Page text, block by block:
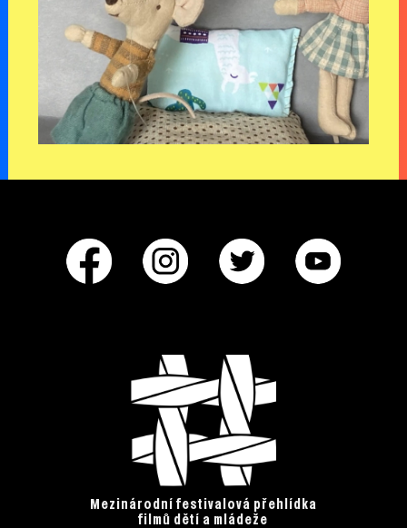
Mezinárodní festivalová přehlídka
filmů dětí a mládeže